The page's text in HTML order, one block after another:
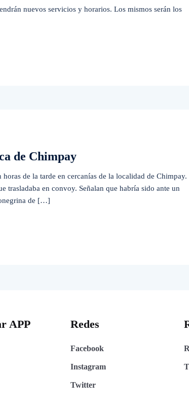
nuevos servicios y horarios. Los mismos serán los
de Chimpay
de la tarde en cercanías de la localidad de Chimpay.
trasladaba en convoy. Señalan que habría sido ante un
de […]
APP Redes
Facebook
Instagram
Twitter